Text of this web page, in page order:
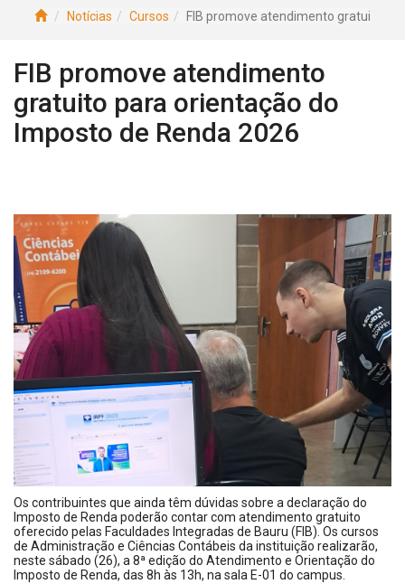
Notícias Cursos FIB promove atendimento gratui
FIB promove atendimento
gratuito para orientação do
Imposto de Renda 2026
Os contribuintes que ainda têm dúvidas sobre a declaração do
Imposto de Renda poderão contar com atendimento gratuito
oferecido pelas Faculdades Integradas de Bauru (FIB). Os cursos
de Administração e Ciências Contábeis da instituição realizarão,
neste sábado (26), a 8ª edição do Atendimento e Orientação do
Imposto de Renda, das 8h às 13h, na sala E-01 do campus.